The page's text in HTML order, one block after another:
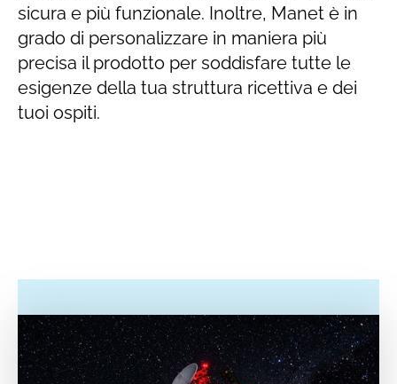
sicura e più funzionale. Inoltre, Manet è in
grado di personalizzare in maniera più
precisa il prodotto per soddisfare tutte le
esigenze della tua struttura ricettiva e dei
tuoi ospiti.